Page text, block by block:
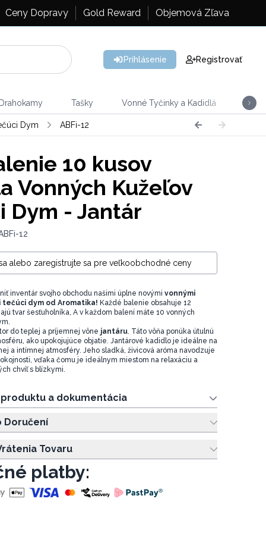
Ceny Dopravy Gold Reward Objemová Zľava
Prihlásenie Registrovať
Tašky Vonné Tyčinky a Kadidlá
Dym ABFi-12
10 kusov
Vonných Kužeľov
Dym - Jantár
12
alebo zaregistrujte sa pre veľkoobchodné ceny
inventár svojho obchodu našimi úplne novými vonnými
tečúci dym od Aromatika! Každé balenie obsahuje 12
tvar šesťuholníka, A v každom balení máte 10 vonných
do teplej a príjemnej vône jantáru. Táto vôňa ponúka útulnú
ako upokojujúce objatie. Jantárové kadidlo je ideálne na
a intímnej atmosféry. Jeho sladká, živicová aróma navodzuje
vďaka čomu je ideálnym miestom na relaxáciu a
chvíľ s blízkymi.
a dokumentácia
Doručení
Tovaru
platby: